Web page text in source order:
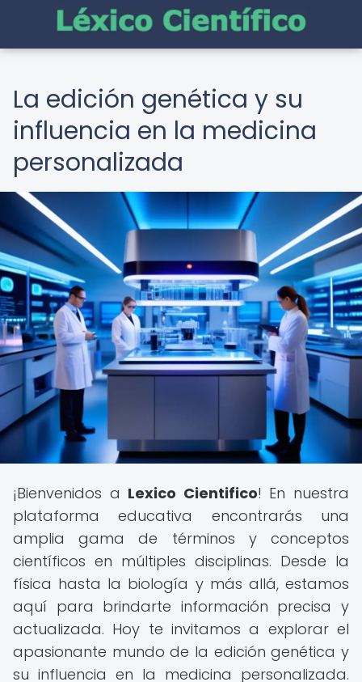
La edición genética y su
influencia en la medicina
personalizada
¡Bienvenidos a Lexico Cientifico! En nuestra
plataforma educativa encontrarás una
amplia gama de términos y conceptos
científicos en múltiples disciplinas. Desde la
física hasta la biología y más allá, estamos
aquí para brindarte información precisa y
actualizada. Hoy te invitamos a explorar el
apasionante mundo de la edición genética y
su influencia en la medicina personalizada.